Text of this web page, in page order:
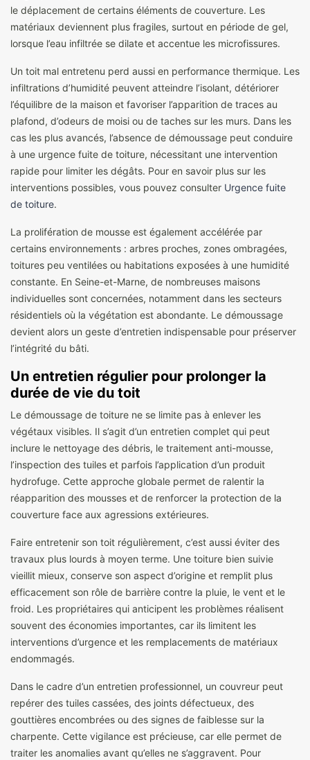
le déplacement de certains éléments de couverture. Les
matériaux deviennent plus fragiles, surtout en période de gel,
lorsque l’eau infiltrée se dilate et accentue les microfissures.
Un toit mal entretenu perd aussi en performance thermique. Les
infiltrations d’humidité peuvent atteindre l’isolant, détériorer
l’équilibre de la maison et favoriser l’apparition de traces au
plafond, d’odeurs de moisi ou de taches sur les murs. Dans les
cas les plus avancés, l’absence de démoussage peut conduire
à une urgence fuite de toiture, nécessitant une intervention
rapide pour limiter les dégâts. Pour en savoir plus sur les
interventions possibles, vous pouvez consulter Urgence fuite
de toiture.
La prolifération de mousse est également accélérée par
certains environnements : arbres proches, zones ombragées,
toitures peu ventilées ou habitations exposées à une humidité
constante. En Seine-et-Marne, de nombreuses maisons
individuelles sont concernées, notamment dans les secteurs
résidentiels où la végétation est abondante. Le démoussage
devient alors un geste d’entretien indispensable pour préserver
l’intégrité du bâti.
Un entretien régulier pour prolonger la
durée de vie du toit
Le démoussage de toiture ne se limite pas à enlever les
végétaux visibles. Il s’agit d’un entretien complet qui peut
inclure le nettoyage des débris, le traitement anti-mousse,
l’inspection des tuiles et parfois l’application d’un produit
hydrofuge. Cette approche globale permet de ralentir la
réapparition des mousses et de renforcer la protection de la
couverture face aux agressions extérieures.
Faire entretenir son toit régulièrement, c’est aussi éviter des
travaux plus lourds à moyen terme. Une toiture bien suivie
vieillit mieux, conserve son aspect d’origine et remplit plus
efficacement son rôle de barrière contre la pluie, le vent et le
froid. Les propriétaires qui anticipent les problèmes réalisent
souvent des économies importantes, car ils limitent les
interventions d’urgence et les remplacements de matériaux
endommagés.
Dans le cadre d’un entretien professionnel, un couvreur peut
repérer des tuiles cassées, des joints défectueux, des
gouttières encombrées ou des signes de faiblesse sur la
charpente. Cette vigilance est précieuse, car elle permet de
traiter les anomalies avant qu’elles ne s’aggravent. Pour